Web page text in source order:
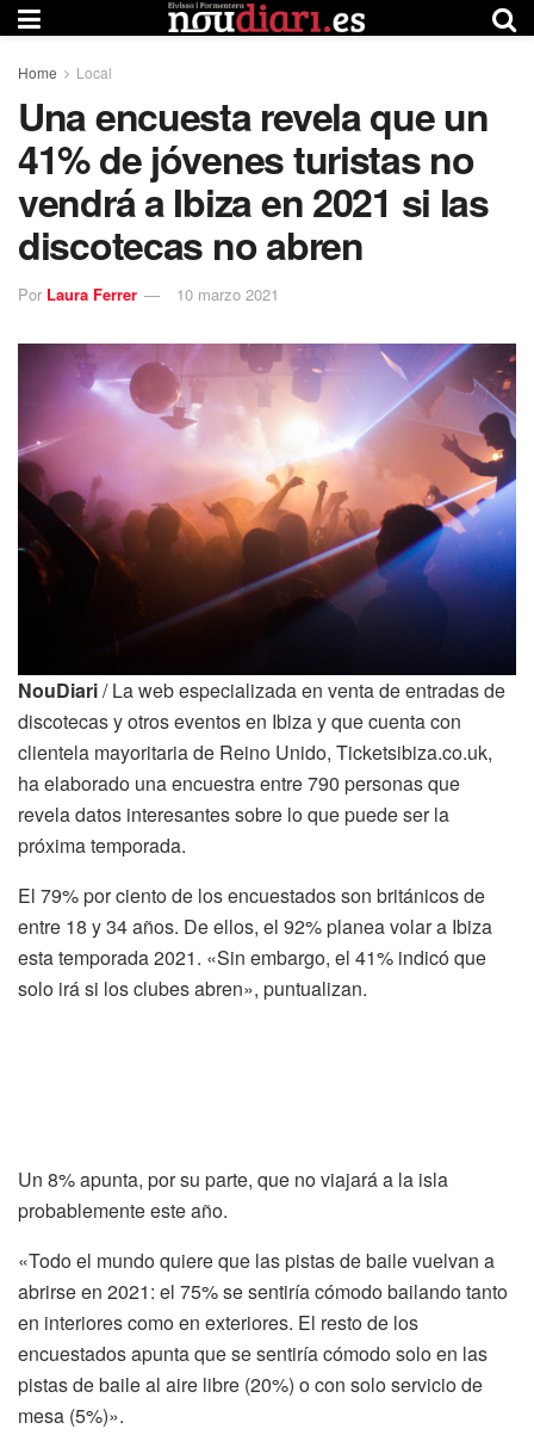
Home Local
Una encuesta revela que un
41% de jóvenes turistas no
vendrá a Ibiza en 2021 si las
discotecas no abren
Por Laura Ferrer 10 marzo 2021
NouDiari/ La web especializada en venta de entradas de
discotecas y otros eventos en Ibiza y que cuenta con
clientela mayoritaria de Reino Unido, Ticketsibiza.co.uk,
ha elaborado una encuestra entre 790 personas que
revela datos interesantes sobre lo que puede ser la
próxima temporada.
El 79% por ciento de los encuestados son británicos de
entre 18 y 34 años. De ellos, el 92% planea volar a Ibiza
esta temporada 2021. «Sin embargo, el 41% indicó que
solo irá si los clubes abren», puntualizan.
Un 8% apunta, por su parte, que no viajará a la isla
probablemente este año.
«Todo el mundo quiere que las pistas de baile vuelvan a
abrirse en 2021: el 75% se sentiría cómodo bailando tanto
en interiores como en exteriores. El resto de los
encuestados apunta que se sentiría cómodo solo en las
pistas de baile al aire libre (20%) o con solo servicio de
mesa (5%)».